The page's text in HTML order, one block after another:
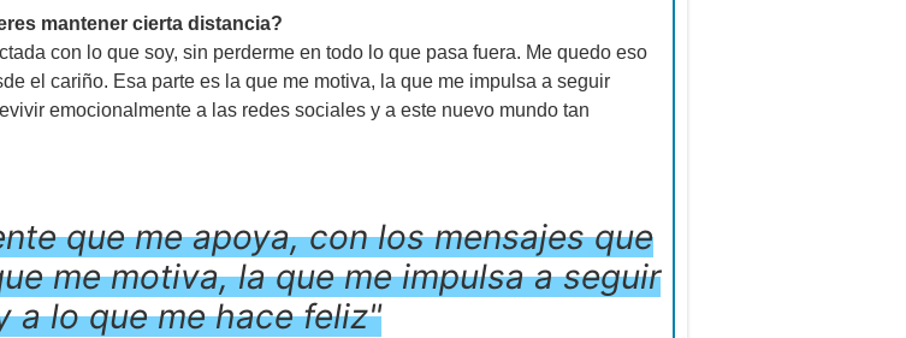
mantener cierta distancia?
con lo que soy, sin perderme en todo lo que pasa fuera. Me quedo eso
el cariño. Esa parte es la que me motiva, la que me impulsa a seguir
emocionalmente a las redes sociales y a este nuevo mundo tan
que me apoya, con los mensajes que
me motiva, la que me impulsa a seguir
a lo que me hace feliz"